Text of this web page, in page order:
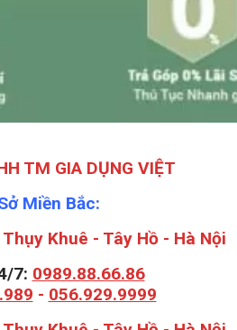
TM GIA DỤNG VIỆT
Miền Bắc:
Khuê - Tây Hồ - Hà Nội
7: 0989.88.66.86
- 056.929.9999